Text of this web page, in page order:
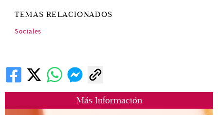
Más Información
TEMAS RELACIONADOS
Sociales